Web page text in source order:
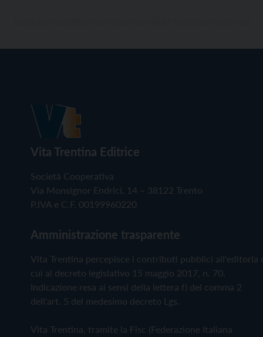
Vita Trentina Editrice
Società Cooperativa
Via Monsignor Endrici, 14 – 38122 Trento
P.IVA e C.F. 00199960220
Amministrazione trasparente
Vita Trentina percepisce i contributi pubblici all'editoria
cui al decreto legislativo 15 maggio 2017, n. 70.
Indicazione resa ai sensi della lettera f) del comma 2
dell'art. 5 del medesimo decreto Lgs.
Vita Trentina, tramite la Fisc (Federazione Italiana